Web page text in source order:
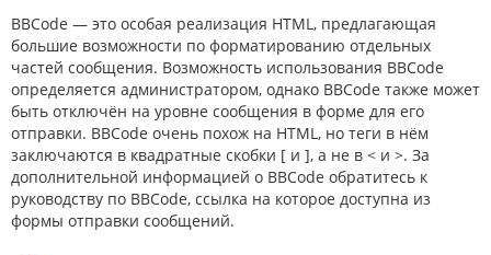
BBCode — это особая реализация HTML, предлагающая
большие возможности по форматированию отдельных
частей сообщения. Возможность использования BBCode
определяется администратором, однако BBCode также может
быть отключён на уровне сообщения в форме для его
отправки. BBCode очень похож на HTML, но теги в нём
заключаются в квадратные скобки [ и ], а не в < и >. За
дополнительной информацией о BBCode обратитесь к
руководству по BBCode, ссылка на которое доступна из
формы отправки сообщений.